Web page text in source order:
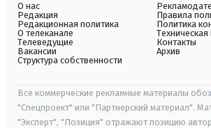
О нас
Редакция
Редакционная политика
О телеканале
Телеведущие
Вакансии
Структура собственности
Правила
Политика
Контакты
Архив
Все коммерческие рекламные материалы
"Спецпроект" или "Партнерский материал".
"Эксперт", "Позиция" отражают позицию